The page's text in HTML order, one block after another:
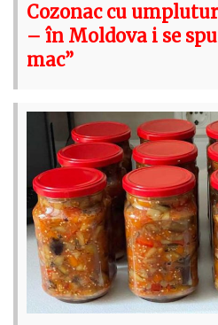
Cozonac cu
– în Moldova i se
mac”